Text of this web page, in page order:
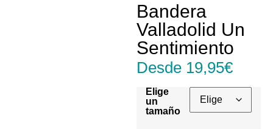
Bandera
Valladolid Un
Sentimiento
Desde 19,95€
Elige
un
tamaño